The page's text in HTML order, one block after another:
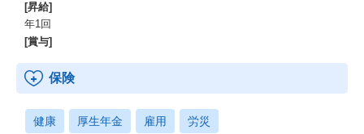
[昇給]
年1回
[賞与]
保険
健康 厚生年金 雇用 労災